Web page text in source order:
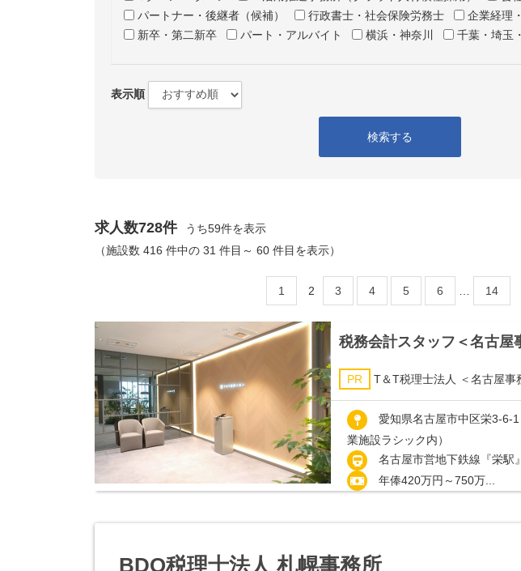
パートナー・後継者（候補）
行政書士・社会保険労務士
企業経理
新卒・第二新卒
パート・アルバイト 横浜・神奈川 千葉・埼玉
表示順
検索する
求人数728件
うち59件を表示
（施設数 416 件中の 31 件目～ 60 件目を表示）
1 2 3 4 5 6 14
税務会計スタッフ＜名古屋
PR T＆T税理士法人 ＜名古屋事
愛知県名古屋市中区栄3-6-
業施設ラシック内）
名古屋市営地下鉄線『栄駅』
年俸420万円～750万...
BDO税理士法人 札幌事務所